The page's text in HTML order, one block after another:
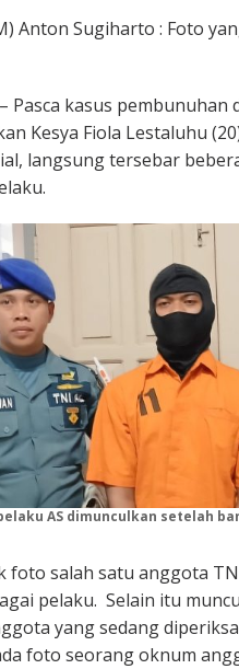
Anton Sugiharto : Foto
– Pasca kasus pembunuhan
Kesya Fiola Lestaluhu
langsung tersebar
AS dimunculkan setelah
foto salah satu anggota
pelaku. Selain itu
yang sedang
foto seorang oknum